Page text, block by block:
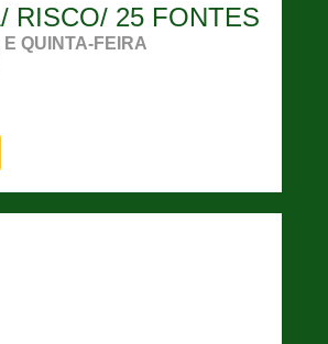
RISCO/ 25 FONTES
QUINTA-FEIRA